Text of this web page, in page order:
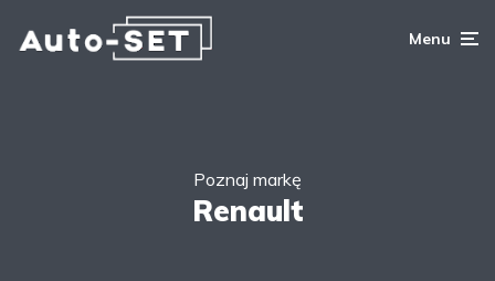
Menu
Poznaj markę
Renault